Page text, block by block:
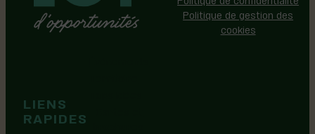
LIENS
Politique de confidentialité
Politique de gestion des